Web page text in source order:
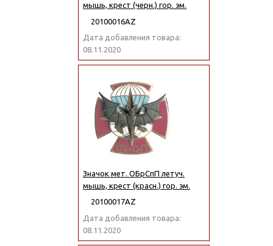
мышь, крест (черн.) гор. эм.
20100016АZ
Дата добавления товара:
08.11.2020
Значок мет. ОБрСпП летуч.
мышь, крест (красн.) гор. эм.
20100017АZ
Дата добавления товара:
08.11.2020